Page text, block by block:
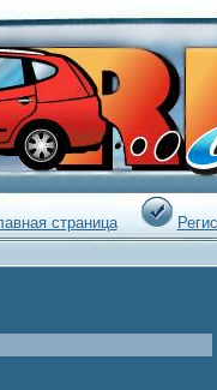
страница